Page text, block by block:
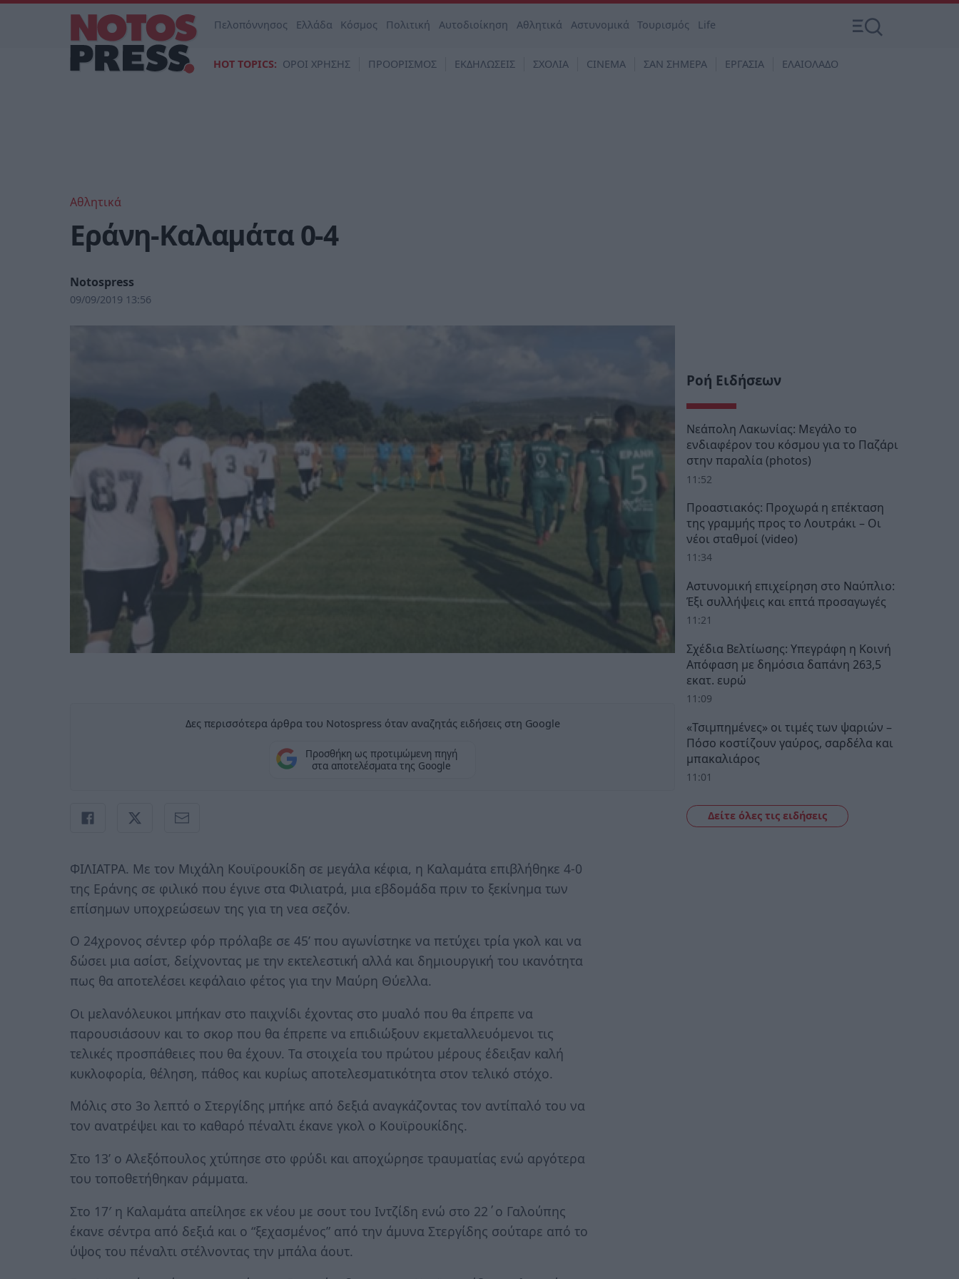
Πελοπόννησος Ελλάδα Κόσμος Πολιτική Αυτοδιοίκηση Αθλητικά Αστυνομικά Τουρισμός Life
HOT TOPICS: ΟΡΟΙ ΧΡΗΣΗΣ ΠΡΟΟΡΙΣΜΟΣ ΕΚΔΗΛΩΣΕΙΣ ΣΧΟΛΙΑ CINEMA ΣΑΝ ΣΗΜΕΡΑ ΕΡΓΑΣΙΑ ΕΛΑΙΟΛΑΔΟ
Αθλητικά
Εράνη-Καλαμάτα 0-4
Notospress
09/09/2019 13:56
Δες περισσότερα άρθρα του Notospress όταν αναζητάς ειδήσεις στη Google
Προσθήκη ως προτιμώμενη πηγή
στα αποτελέσματα της Google
ΦΙΛΙΑΤΡΑ. Με τον Μιχάλη Κουϊρουκίδη σε μεγάλα κέφια, η Καλαμάτα επιβλήθηκε 4-0
της Εράνης σε φιλικό που έγινε στα Φιλιατρά, μια εβδομάδα πριν το ξεκίνημα των
επίσημων υποχρεώσεων της για τη νεα σεζόν.
Ο 24χρονος σέντερ φόρ πρόλαβε σε 45’ που αγωνίστηκε να πετύχει τρία γκολ και να
δώσει μια ασίστ, δείχνοντας με την εκτελεστική αλλά και δημιουργική του ικανότητα
πως θα αποτελέσει κεφάλαιο φέτος για την Μαύρη Θύελλα.
Οι μελανόλευκοι μπήκαν στο παιχνίδι έχοντας στο μυαλό που θα έπρεπε να
παρουσιάσουν και το σκορ που θα έπρεπε να επιδιώξουν εκμεταλλευόμενοι τις
τελικές προσπάθειες που θα έχουν. Τα στοιχεία του πρώτου μέρους έδειξαν καλή
κυκλοφορία, θέληση, πάθος και κυρίως αποτελεσματικότητα στον τελικό στόχο.
Μόλις στο 3ο λεπτό ο Στεργίδης μπήκε από δεξιά αναγκάζοντας τον αντίπαλό του να
τον ανατρέψει και το καθαρό πέναλτι έκανε γκολ ο Κουϊρουκίδης.
Στο 13’ ο Αλεξόπουλος χτύπησε στο φρύδι και αποχώρησε τραυματίας ενώ αργότερα
του τοποθετήθηκαν ράμματα.
Στο 17′ η Καλαμάτα απείλησε εκ νέου με σουτ του Ιντζίδη ενώ στο 22΄ο Γαλούπης
έκανε σέντρα από δεξιά και ο “ξεχασμένος” από την άμυνα Στεργίδης σούταρε από το
ύψος του πέναλτι στέλνοντας την μπάλα άουτ.
Ροή Ειδήσεων
Νεάπολη Λακωνίας: Μεγάλο το
ενδιαφέρον του κόσμου για το Παζάρι
στην παραλία (photos)
11:52
Προαστιακός: Προχωρά η επέκταση
της γραμμής προς το Λουτράκι – Οι
νέοι σταθμοί (video)
11:34
Αστυνομική επιχείρηση στο Ναύπλιο:
Έξι συλλήψεις και επτά προσαγωγές
11:21
Σχέδια Βελτίωσης: Υπεγράφη η Κοινή
Απόφαση με δημόσια δαπάνη 263,5
εκατ. ευρώ
11:09
«Τσιμπημένες» οι τιμές των ψαριών –
Πόσο κοστίζουν γαύρος, σαρδέλα και
μπακαλιάρος
11:01
Δείτε όλες τις ειδήσεις